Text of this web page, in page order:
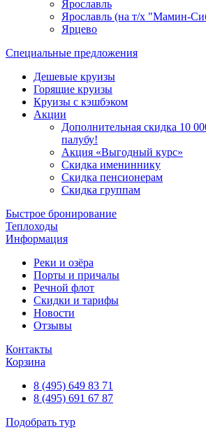
Ярославль
Ярославль (на т/х "Мамин-
Ярцево
Специальные предложения
Дешевые круизы
Горящие круизы
Круизы с кэшбэком
Акции
Дополнительная скидка 10
палубу!
Акция «Выгодный курс»
Скидка имениннику
Скидка пенсионерам
Скидка группам
Быстрое бронирование
Теплоходы
Информация
Реки и озёра
Порты и причалы
Речной флот
Скидки и тарифы
Новости
Отзывы
Контакты
Корзина
8 (495) 649 83 71
8 (495) 691 67 87
Подобрать тур